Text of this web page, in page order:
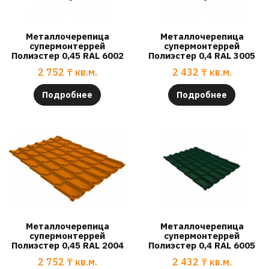
Металлочерепица
супермонтеррей
Полиэстер 0,45 RAL 6002
2 752 ₸ кв.м.
Подробнее
Металлочерепица
супермонтеррей
Полиэстер 0,4 RAL 3005
2 432 ₸ кв.м.
Подробнее
Металлочерепица
супермонтеррей
Полиэстер 0,45 RAL 2004
2 752 ₸ кв.м.
Металлочерепица
супермонтеррей
Полиэстер 0,4 RAL 6005
2 432 ₸ кв.м.